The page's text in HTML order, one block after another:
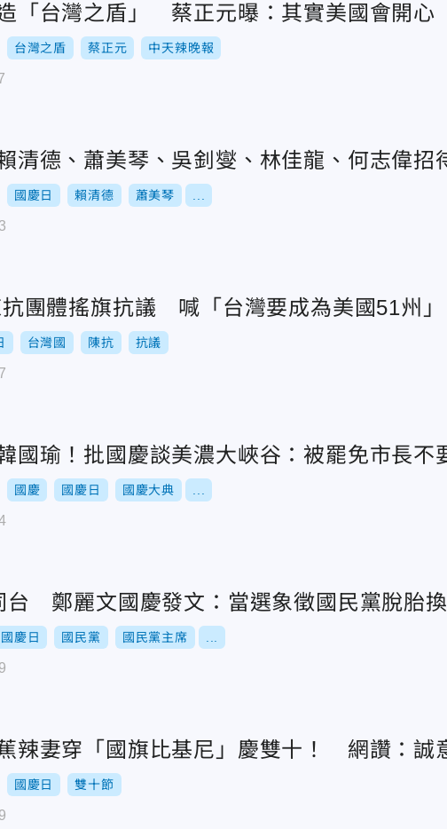
「台灣之盾」 蔡正元曝：其實美國會開心
台灣之盾 蔡正元 中天辣晚報
清德、蕭美琴、吳釗燮、林佳龍、何志偉招
國慶日 賴清德 蕭美琴
團體搖旗抗議 喊「台灣要成為美國51州」
台灣國 陳抗 抗議
國瑜！批國慶談美濃大峽谷：被罷免市長不
國慶 國慶日 國慶大典
台 鄭麗文國慶發文：當選象徵國民黨脫胎
國慶日 國民黨 國民黨主席
辣妻穿「國旗比基尼」慶雙十！ 網讚：誠
國慶日 雙十節